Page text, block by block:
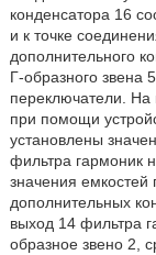
конденсатора 16
и к точке
дополнительного
Г-образного звена
переключатели. На
при помощи
установлены
фильтра гармоник
значения емкостей
дополнительных
выход 14 фильтра
образное звено 2,